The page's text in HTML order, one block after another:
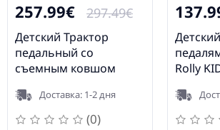
257.99€ 297.49€
Детский Трактор
педальный со
съемным ковшом
II Lintrac 730117
Доставка: 1-2 дня
(0)
Rolly